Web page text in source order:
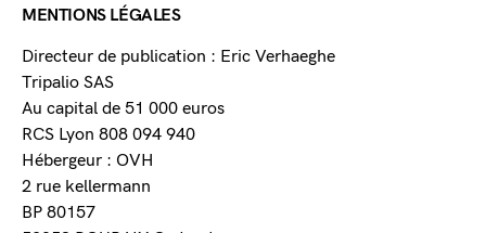
MENTIONS LÉGALES
Directeur de publication : Eric Verhaeghe
Tripalio SAS
Au capital de 51 000 euros
RCS Lyon 808 094 940
Hébergeur : OVH
2 rue kellermann
BP 80157